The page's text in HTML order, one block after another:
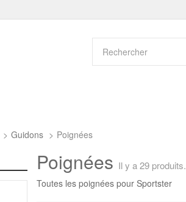
> Guidons > Poignées
Poignées Il y a 29 produits.
Toutes les poignées pour Sportster